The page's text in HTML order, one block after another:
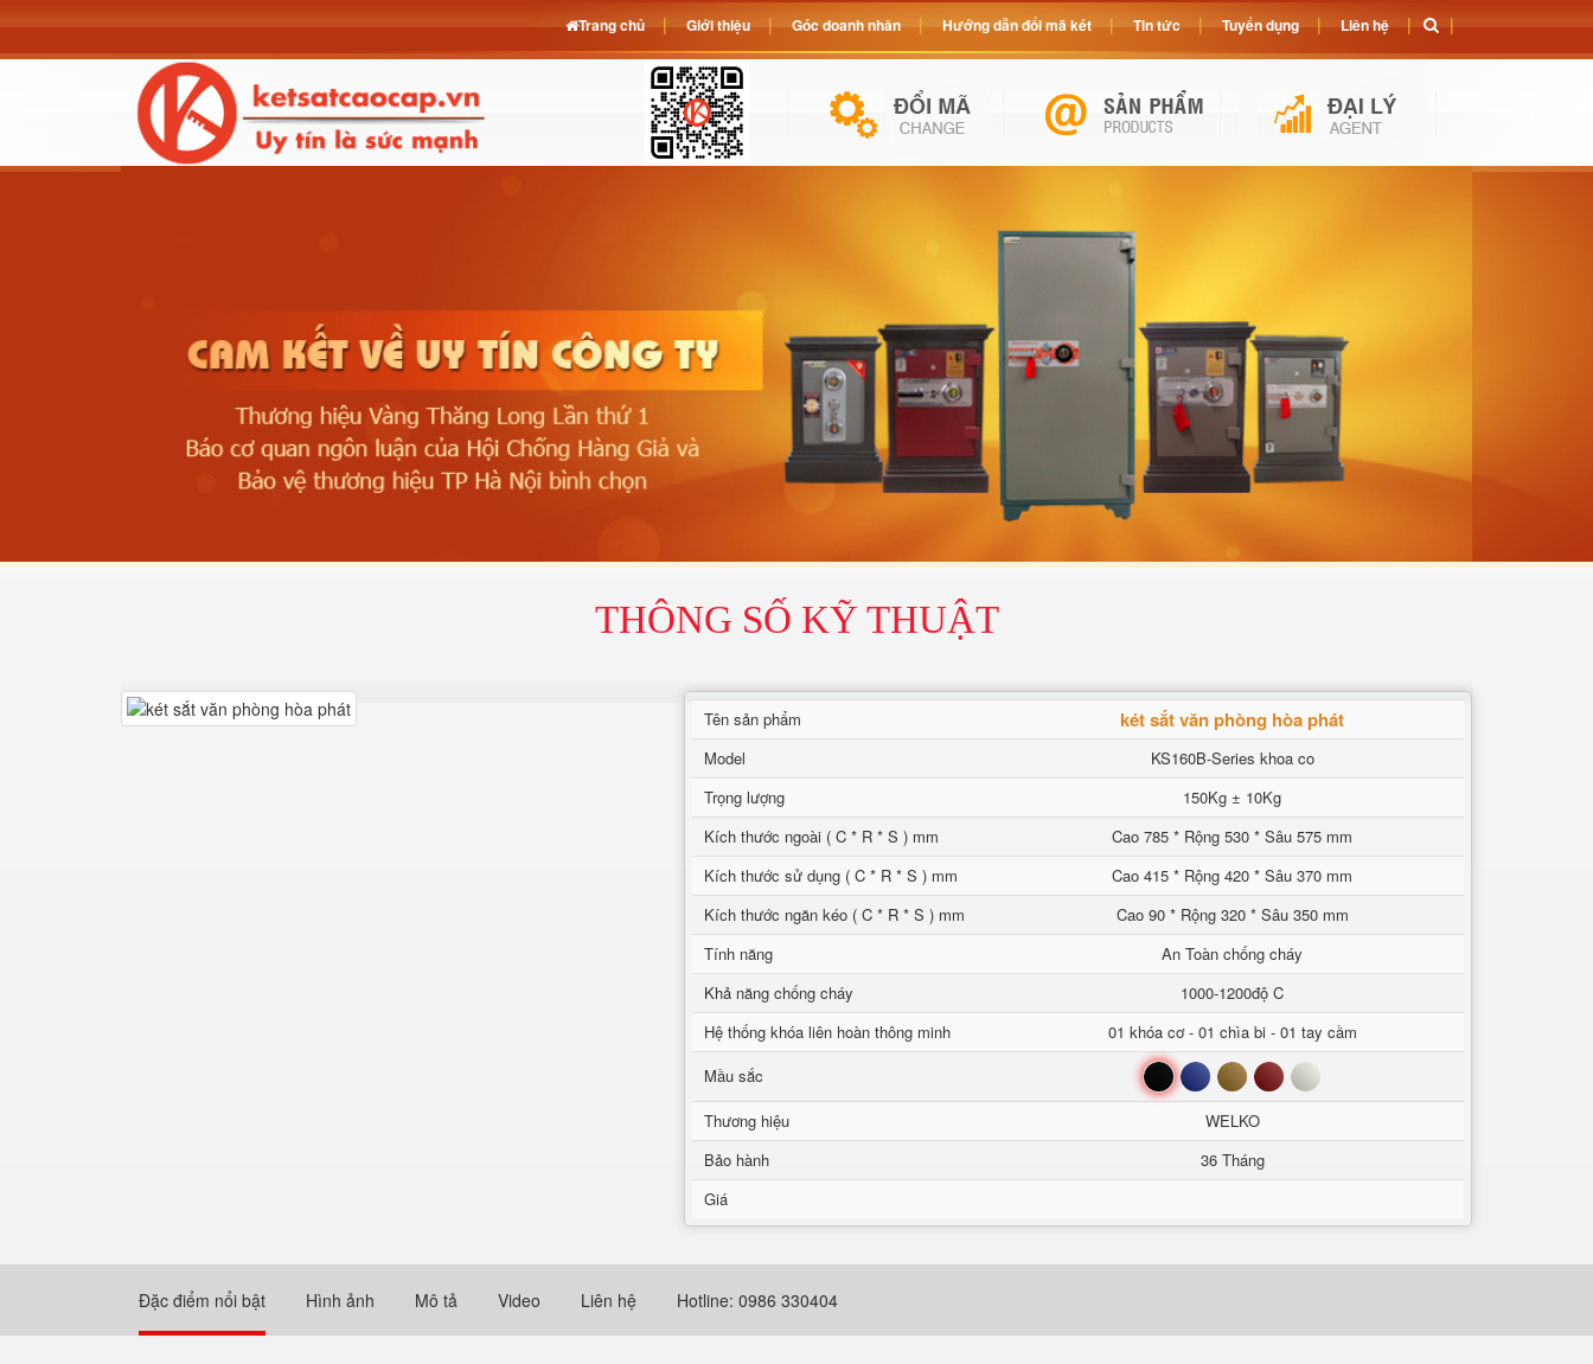
THÔNG SỐ KỸ THUẬT
Tên sản phẩm két sắt văn phòng hòa phát
Model
KS160B-Series khoa co
Trọng lượng
150Kg ± 10Kg
Kích thước ngoài ( C * R * S ) mm
Cao 785 * Rộng 530 * Sâu 575 mm
Kích thước sử dụng ( C * R * S ) mm
Cao 415 * Rộng 420 * Sâu 370 mm
Kích thước ngăn kéo ( C * R * S ) mm
Cao 90 * Rộng 320 * Sâu 350 mm
Tính năng
An Toàn chống cháy
Khả năng chống cháy
1000-1200độ C
Hệ thống khóa liên hoàn thông minh
01 khóa cơ - 01 chìa bi - 01 tay cầm
Mầu sắc
Đen Xanh Nâu Đỏ Trắng
Thương hiệu
WELKO
Bảo hành
36 Tháng
Giá
Đặc điểm nổi bật Hình ảnh Mô tả Video Liên hệ Hotline: 0986 330404
Trang chủ Giới thiệu Góc doanh nhân Hướng dẫn đổi mã két Tin tức Tuyển dụng Liên hệ